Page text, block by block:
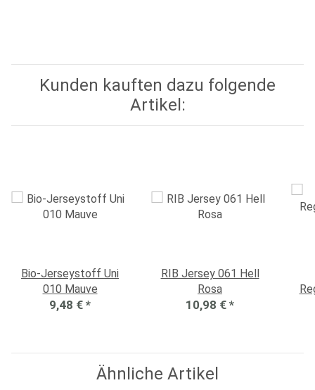
Kunden kauften dazu folgende
Artikel:
Bio-Jerseystoff Uni
010 Mauve
9,48 € *
RIB Jersey 061 Hell
Rosa
10,98 € *
Ähnliche Artikel